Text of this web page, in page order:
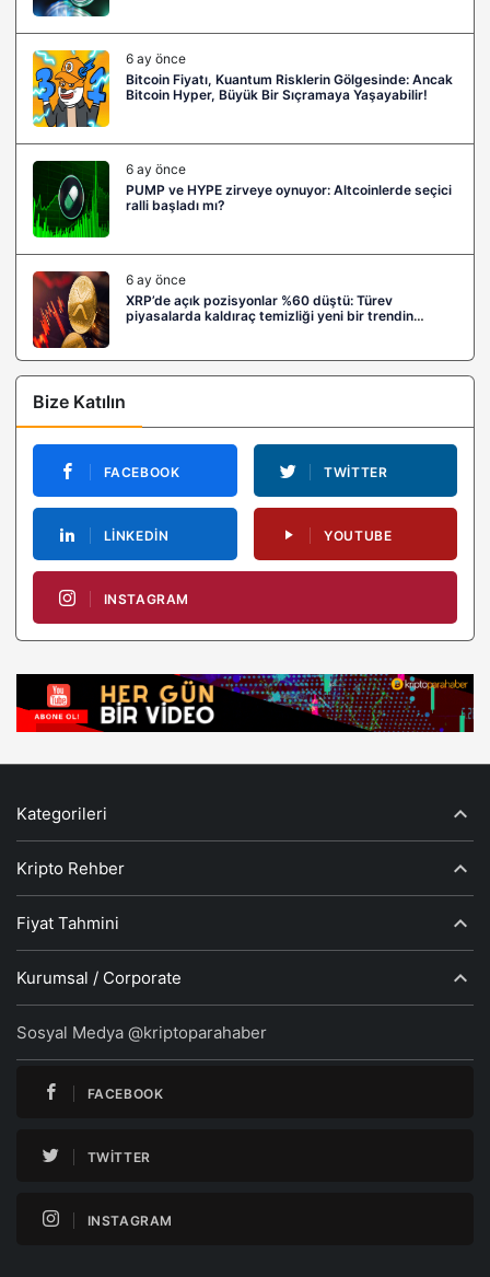
6 ay önce
Bitcoin Fiyatı, Kuantum Risklerin Gölgesinde: Ancak
Bitcoin Hyper, Büyük Bir Sıçramaya Yaşayabilir!
6 ay önce
PUMP ve HYPE zirveye oynuyor: Altcoinlerde seçici
ralli başladı mı?
6 ay önce
XRP’de açık pozisyonlar %60 düştü: Türev
piyasalarda kaldıraç temizliği yeni bir trendin
Bize Katılın
FACEBOOK TWITTER
LINKEDIN YOUTUBE
INSTAGRAM
Kategorileri
Kripto Rehber
Fiyat Tahmini
Kurumsal / Corporate
Sosyal Medya @kriptoparahaber
FACEBOOK
TWITTER
INSTAGRAM